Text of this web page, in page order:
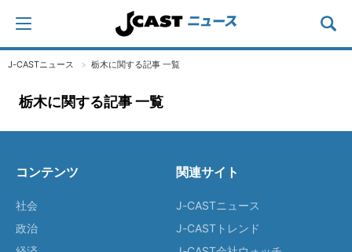
J-CASTニュース 栃木に関する記事 一覧
栃木に関する記事 一覧
コンテンツ
社会
政治
関連サイト
J-CASTニュース
J-CASTトレンド